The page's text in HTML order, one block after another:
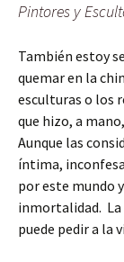
Pintores y
También estoy
quemar en la
esculturas o los
que hizo, a
Aunque las
íntima,
por este mundo
inmortalidad. La
puede pedir a la